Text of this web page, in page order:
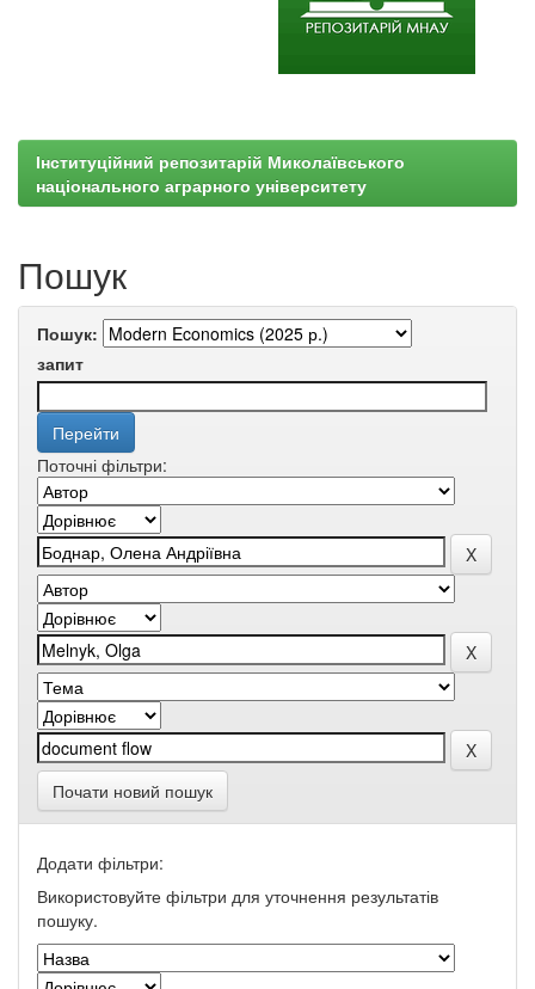
Інституційний репозитарій Миколаївського
національного аграрного університету
Пошук
Пошук:
запит
Поточні фільтри:
Почати новий пошук
Додати фільтри:
Використовуйте фільтри для уточнення результатів
пошуку.